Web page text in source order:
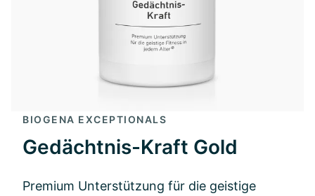
BIOGENA EXCEPTIONALS
Gedächtnis-Kraft Gold
Premium Unterstützung für die geistige